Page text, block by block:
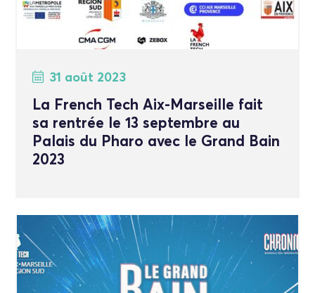
31 août 2023
La French Tech Aix-Marseille fait
sa rentrée le 13 septembre au
Palais du Pharo avec le Grand Bain
2023